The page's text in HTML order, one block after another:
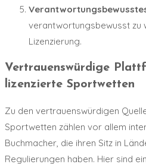
verantwortungsbewusst zu
Lizenzierung.
Vertrauenswürdige
lizenzierte Sportwetten
Zu den vertrauenswürdigen
Sportwetten zählen vor allem
Buchmacher, die ihren Sitz in
Regulierungen haben. Hier sind